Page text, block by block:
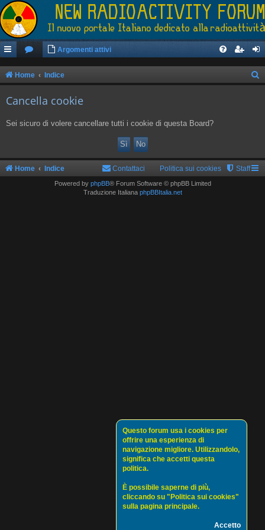
Argomenti attivi
Home Indice
Cancella cookie
Sei sicuro di volere cancellare tutti i cookie di questa Board?
Questo forum usa i cookies per
offrire una esperienza di
navigazione migliore. Utilizzandolo,
significa che accetti questa
politica.
È possibile saperne di più,
cliccando su "Politica sui cookies"
sulla pagina principale.
Accetto
Home Indice Staff
Politica sui cookies
Contattaci
Powered by phpBB® Forum Software © phpBB Limited
Traduzione Italiana phpBBItalia.net